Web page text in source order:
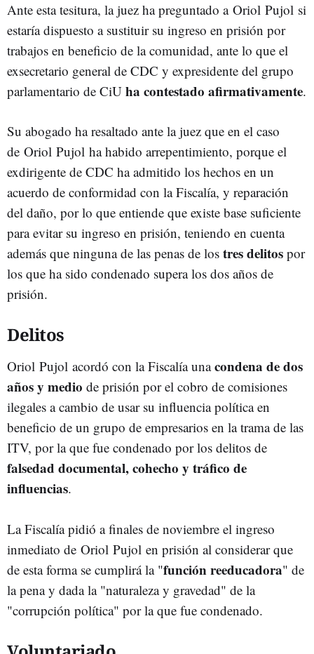
Ante esta tesitura, la juez ha preguntado a Oriol Pujol si
estaría dispuesto a sustituir su ingreso en prisión por
trabajos en beneficio de la comunidad, ante lo que el
exsecretario general de CDC y expresidente del grupo
parlamentario de CiU ha contestado afirmativamente.
Su abogado ha resaltado ante la juez que en el caso
de Oriol Pujol ha habido arrepentimiento, porque el
exdirigente de CDC ha admitido los hechos en un
acuerdo de conformidad con la Fiscalía, y reparación
del daño, por lo que entiende que existe base suficiente
para evitar su ingreso en prisión, teniendo en cuenta
además que ninguna de las penas de los tres delitos por
los que ha sido condenado supera los dos años de
prisión.
Delitos
Oriol Pujol acordó con la Fiscalía unacondena de dos
años y medio de prisión por el cobro de comisiones
ilegales a cambio de usar su influencia política en
beneficio de un grupo de empresarios en la trama de las
ITV, por la que fue condenado por los delitos de
falsedad documental, cohecho y tráfico de
influencias.
La Fiscalía pidió a finales de noviembre el ingreso
inmediato de Oriol Pujol en prisión al considerar que
de esta forma se cumplirá la "función reeducadora" de
la pena y dada la "naturaleza y gravedad" de la
"corrupción política" por la que fue condenado.